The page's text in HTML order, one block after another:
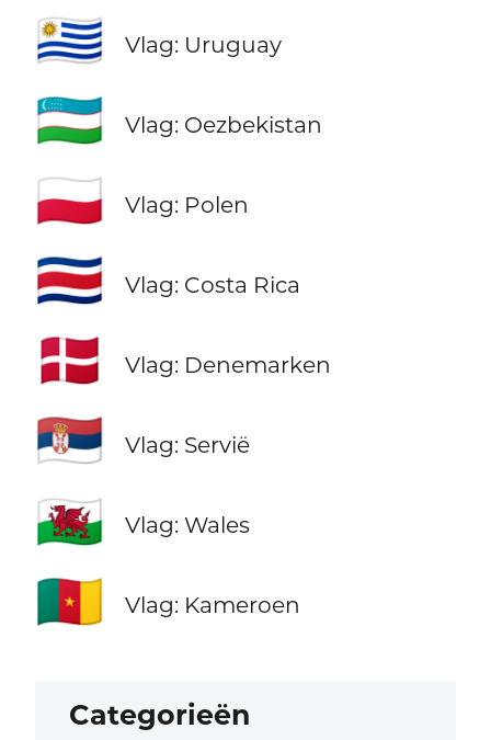
🇺🇾 Vlag: Uruguay
🇺🇿 Vlag: Oezbekistan
🇵🇱 Vlag: Polen
🇨🇷 Vlag: Costa Rica
🇩🇰 Vlag: Denemarken
🇷🇸 Vlag: Servië
🏴󠁧󠁢󠁷󠁬󠁳󠁿 Vlag: Wales
🇨🇲 Vlag: Kameroen
Categorieën